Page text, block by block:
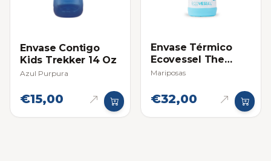
Envase Contigo
Kids Trekker 14 Oz
Azul Purpura
€15,00
Envase Térmico
Ecovessel The
Frost Kids 355 mL
Mariposas
€32,00